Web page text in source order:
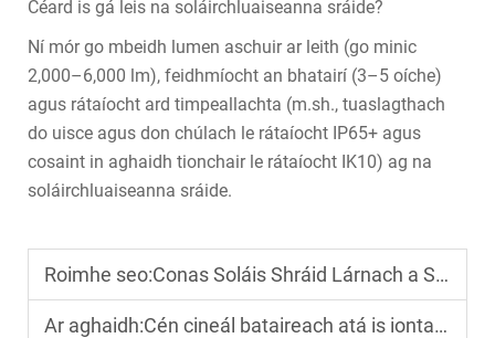
Céard is gá leis na soláirchluaiseanna sráide?
Ní mór go mbeidh lumen aschuir ar leith (go minic
2,000–6,000 lm), feidhmíocht an bhatairí (3–5 oíche)
agus rátaíocht ard timpeallachta (m.sh., tuaslagthach
do uisce agus don chúlach le rátaíocht IP65+ agus
cosaint in aghaidh tionchair le rátaíocht IK10) ag na
soláirchluaiseanna sráide.
Roimhe seo:Conas Soláis Shráid Lárnach a Shuiteáil le Hírghníomhacht agus Slándáil Ard?
Ar aghaidh:Cén cineál bataireach atá is iontaofa don tsolárlampad sráide?